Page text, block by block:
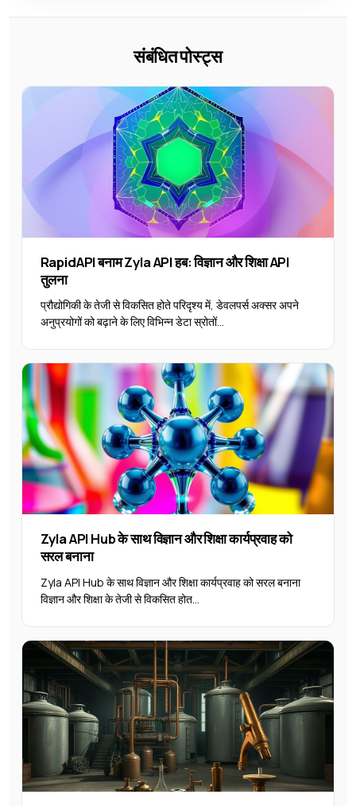
संबंधित पोस्ट्स
RapidAPI बनाम Zyla API हब: विज्ञान और शिक्षा API
तुलना
प्रौद्योगिकी के तेजी से विकसित होते परिदृश्य में, डेवलपर्स अक्सर अपने
अनुप्रयोगों को बढ़ाने के लिए विभिन्न डेटा स्रोतों...
Zyla API Hub के साथ विज्ञान और शिक्षा कार्यप्रवाह को
सरल बनाना
Zyla API Hub के साथ विज्ञान और शिक्षा कार्यप्रवाह को सरल बनाना
विज्ञान और शिक्षा के तेजी से विकसित होत...